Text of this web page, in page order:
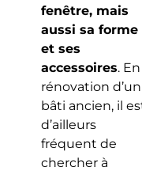
fenêtre, mais
aussi sa forme
et ses
accessoires. En
rénovation d’un
bâti ancien, il
d’ailleurs
fréquent de
chercher à